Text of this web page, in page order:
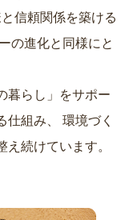
信頼関係を築ける
暮らし」をサポー
仕組み、
続けています。